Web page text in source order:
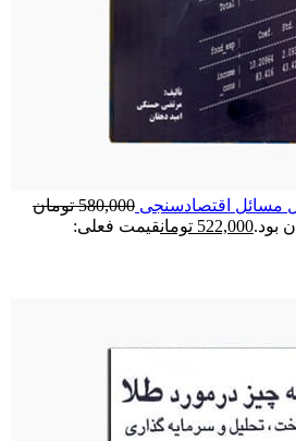
580,000 تومان
522,000 تومانقیمت فعلی: